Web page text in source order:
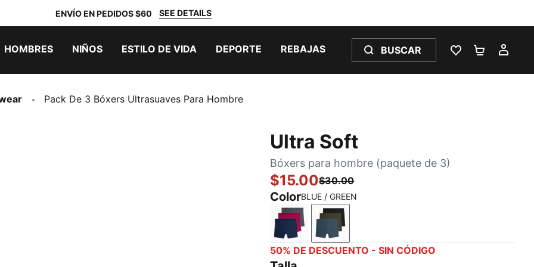
ENVÍO EN PEDIDOS $60 SEE DETAILS
HOMBRES NIÑOS ESTILO DE VIDA DEPORTE REBAJAS BUSCAR
LISTA DE
Pack De 3 Bóxers Ultrasuaves Para Hombre
Ultra Soft
Bóxers para hombre (paquete de 3)
$15.00$30.00
ColorBLUE / GREEN
PINK / BLUEBLUE / GREEN
50% DE DESCUENTO - SIN CÓDIGO